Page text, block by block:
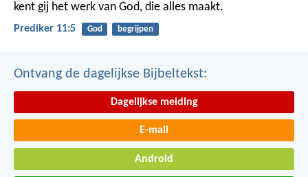
kent gij het werk van God, die alles maakt.
Prediker 11:5 God begrijpen
Ontvang de dagelijkse Bijbeltekst:
Dagelijkse melding
E-mail
Android